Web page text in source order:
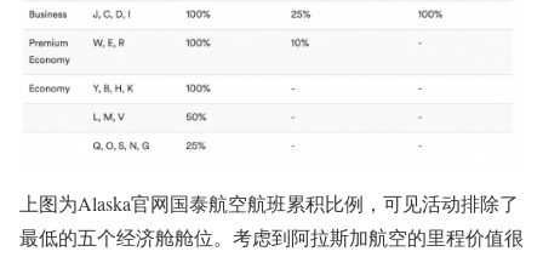
上图为Alaska官网国泰航空航班累积比例，可见活动排除了
最低的五个经济舱舱位。考虑到阿拉斯加航空的里程价值很